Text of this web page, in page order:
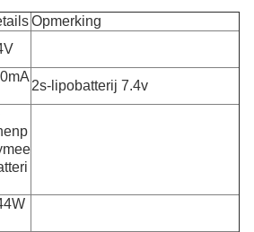
Opmerking
2s-lipobatterij 7.4v